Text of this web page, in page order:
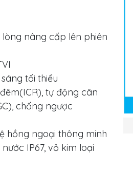
lòng nâng cấp lên phiên
tối thiểu
tự động cân
chống ngược
hồng ngoại thông minh
IP67, vỏ kim loại